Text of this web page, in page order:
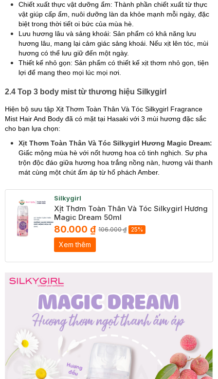
Chiết xuất thực vật dưỡng ẩm: Thành phần chiết xuất từ thực
vật giúp cấp ẩm, nuôi dưỡng làn da khỏe mạnh mỗi ngày, đặc
biệt trong thời tiết oi bức của mùa hè.
Lưu hương lâu và sảng khoái: Sản phẩm có khả năng lưu
hương lâu, mang lại cảm giác sảng khoái. Nếu xịt lên tóc, mùi
hương có thể lưu giữ đến một ngày.
Thiết kế nhỏ gọn: Sản phẩm có thiết kế xịt thơm nhỏ gọn, tiện
lợi để mang theo mọi lúc mọi nơi.
2.4 Top 3 body mist từ thương hiệu Silkygirl
Hiện bộ sưu tập Xịt Thơm Toàn Thân Và Tóc Silkygirl Fragrance
Mist Hair And Body đã có mặt tại Hasaki với 3 mùi hương đặc sắc
cho bạn lựa chọn:
Xịt Thơm Toàn Thân Và Tóc Silkygirl Hương Magic Dream:
Giấc mộng mùa hè với nốt hương hoa cỏ tinh nghịch. Sự pha
trộn độc đáo giữa hương hoa trắng nồng nàn, hương vải thanh
mát cùng một chút ấm áp từ hổ phách Amber.
Silkygirl
Xịt Thơm Toàn Thân Và Tóc Silkygirl Hương
Magic Dream 50ml
80.000 ₫ 106.000 ₫ 25%
Xem thêm